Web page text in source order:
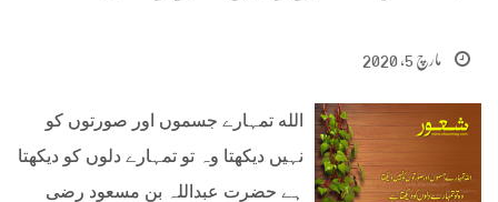
مارچ 5, 2020
الله تمہارے جسموں اور صورتوں کو
نہیں دیکھتا وہ تو تمہارے دلوں کو دیکھتا
ہے حضرت عبداللہ بن مسعود رضی